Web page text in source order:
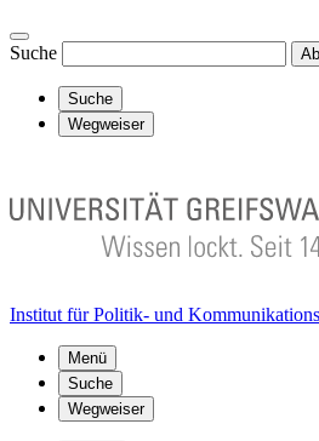
Suche
Suche
Wegweiser
Institut für Politik- und
Menü
Suche
Wegweiser